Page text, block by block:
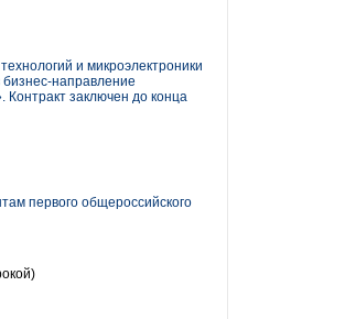
и микроэлектроники
направление
заключен до конца
первого общероссийского